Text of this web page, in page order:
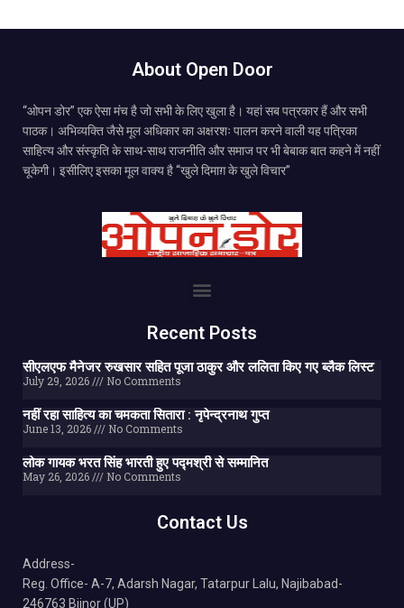
About Open Door
“ओपन डोर” एक ऐसा मंच है जो सभी के लिए खुला है। यहां सब पत्रकार हैं और सभी
पाठक। अभिव्यक्ति जैसे मूल अधिकार का अक्षरशः पालन करने वाली यह पत्रिका
साहित्य और संस्कृति के साथ-साथ राजनीति और समाज पर भी बेबाक बात कहने में नहीं
चूकेगी। इसीलिए इसका मूल वाक्य है “खुले दिमाग़ के खुले विचार”
Recent Posts
सीएलएफ मैनेजर रुखसार सहित पूजा ठाकुर और ललिता किए गए ब्लैक लिस्ट
July 29, 2026 No Comments
नहीं रहा साहित्य का चमकता सितारा : नृपेन्द्रनाथ गुप्त
June 13, 2026 No Comments
लोक गायक भरत सिंह भारती हुए पद्मश्री से सम्मानित
May 26, 2026 No Comments
Contact Us
Address-
Reg. Office- A-7, Adarsh Nagar, Tatarpur Lalu, Najibabad-
246763 Bijnor (UP)